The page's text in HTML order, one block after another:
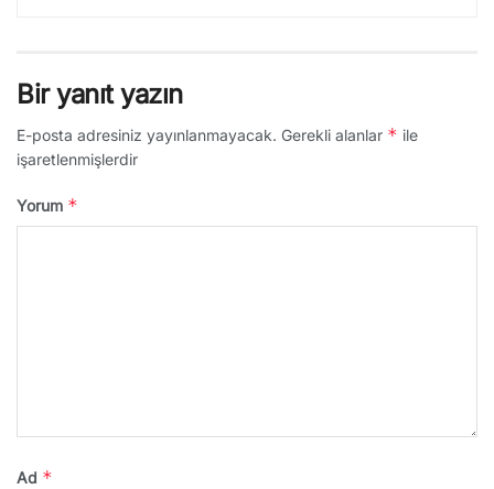
Bir yanıt yazın
E-posta adresiniz yayınlanmayacak. Gerekli alanlar * ile
işaretlenmişlerdir
Yorum *
Ad *